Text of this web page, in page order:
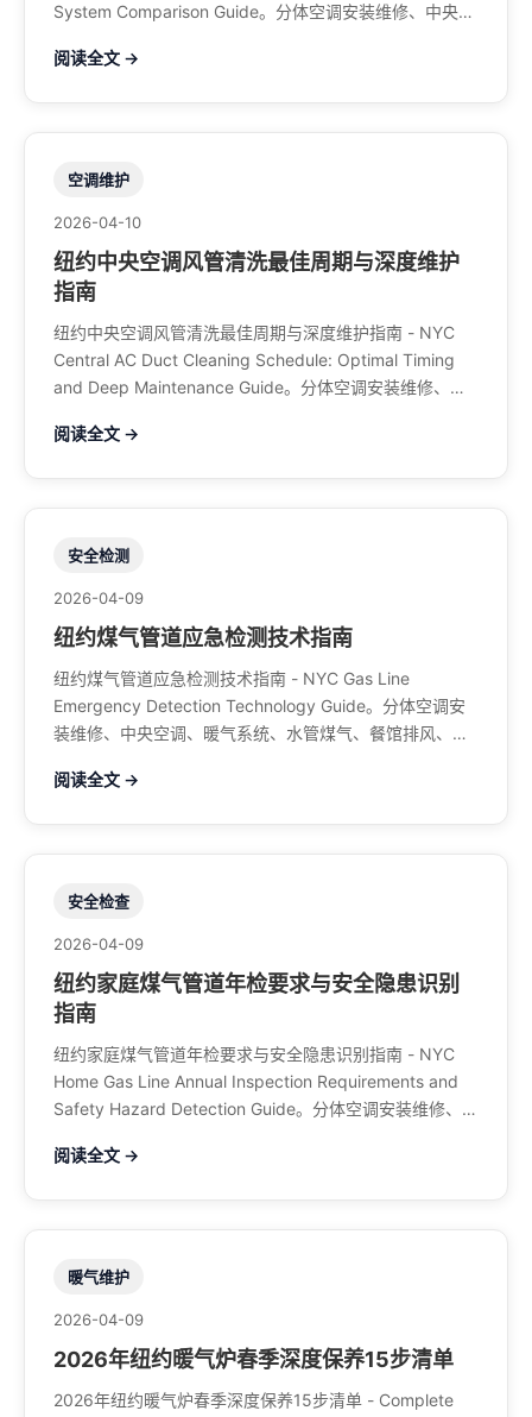
System Comparison Guide。分体空调安装维修、中央空
话：929-708-8979
阅读全文 →
空调维护
2026-04-10
纽约中央空调风管清洗最佳周期与深度维护
指南
纽约中央空调风管清洗最佳周期与深度维护指南 - NYC
Central AC Duct Cleaning Schedule: Optimal Timing
and Deep Maintenance Guide。分体空调安装维修、中
桩。电话：929-708-8979
阅读全文 →
安全检测
2026-04-09
纽约煤气管道应急检测技术指南
纽约煤气管道应急检测技术指南 - NYC Gas Line
Emergency Detection Technology Guide。分体空调安
装维修、中央空调、暖气系统、水管煤气、餐馆排风、特
阅读全文 →
安全检查
2026-04-09
纽约家庭煤气管道年检要求与安全隐患识别
指南
纽约家庭煤气管道年检要求与安全隐患识别指南 - NYC
Home Gas Line Annual Inspection Requirements and
Safety Hazard Detection Guide。分体空调安装维修、中
桩。电话：929-708-8979
阅读全文 →
暖气维护
2026-04-09
2026年纽约暖气炉春季深度保养15步清单
2026年纽约暖气炉春季深度保养15步清单 - Complete